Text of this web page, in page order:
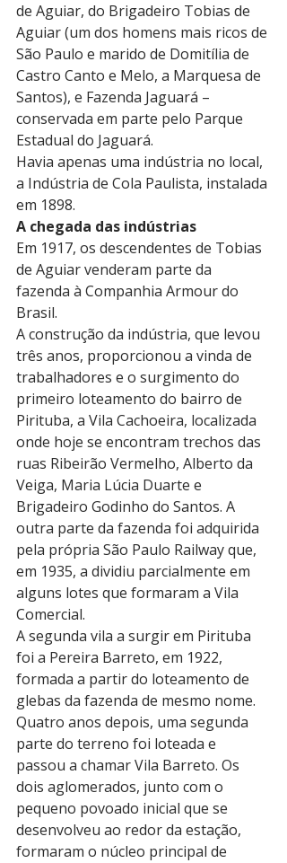
de Aguiar, do Brigadeiro Tobias de
Aguiar (um dos homens mais ricos de
São Paulo e marido de Domitília de
Castro Canto e Melo, a Marquesa de
Santos), e Fazenda Jaguará –
conservada em parte pelo Parque
Estadual do Jaguará.
Havia apenas uma indústria no local,
a Indústria de Cola Paulista, instalada
em 1898.
A chegada das indústrias
Em 1917, os descendentes de Tobias
de Aguiar venderam parte da
fazenda à Companhia Armour do
Brasil.
A construção da indústria, que levou
três anos, proporcionou a vinda de
trabalhadores e o surgimento do
primeiro loteamento do bairro de
Pirituba, a Vila Cachoeira, localizada
onde hoje se encontram trechos das
ruas Ribeirão Vermelho, Alberto da
Veiga, Maria Lúcia Duarte e
Brigadeiro Godinho do Santos. A
outra parte da fazenda foi adquirida
pela própria São Paulo Railway que,
em 1935, a dividiu parcialmente em
alguns lotes que formaram a Vila
Comercial.
A segunda vila a surgir em Pirituba
foi a Pereira Barreto, em 1922,
formada a partir do loteamento de
glebas da fazenda de mesmo nome.
Quatro anos depois, uma segunda
parte do terreno foi loteada e
passou a chamar Vila Barreto. Os
dois aglomerados, junto com o
pequeno povoado inicial que se
desenvolveu ao redor da estação,
formaram o núcleo principal de